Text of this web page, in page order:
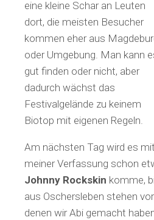
eine kleine Schar an Leuten
dort, die meisten Besucher
kommen eher aus
oder Umgebung. Man kann
gut finden oder nicht, aber
dadurch wächst das
Festivalgelände zu keinem
Biotop mit eigenen Regeln.
Am nächsten Tag wird es mit
meiner Verfassung schon
Johnny Rockskin komme,
aus Oschersleben stehen
denen wir Abi gemacht